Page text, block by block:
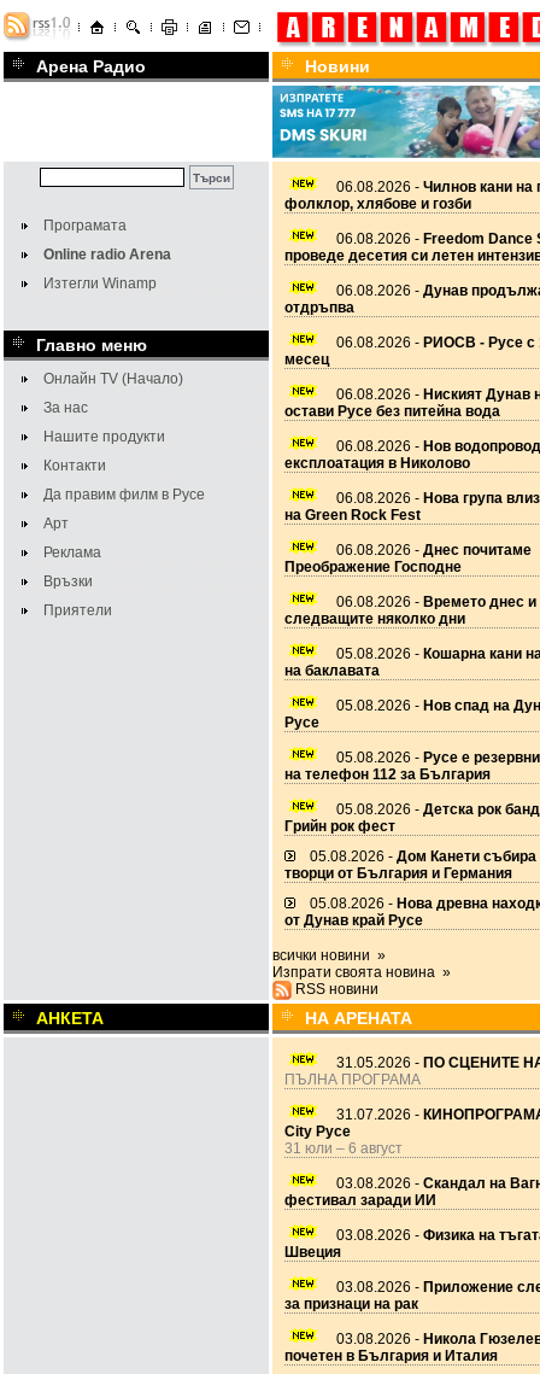
Арена Радио Новини
Програмата
Online radio Arena
Изтегли Winamp
Главно меню
Онлайн TV (Начало)
За нас
Нашите продукти
Контакти
Да правим филм в Русе
Арт
Реклама
Връзки
Приятели
06.08.2026 - Чилнов кани на
фолклор, хлябове и гозби
06.08.2026 - Freedom Dance
проведе десетия си летен
06.08.2026 - Дунав
отдръпва
06.08.2026 - РИОСВ - Русе с
месец
06.08.2026 - Ниският Дунав
остави Русе без питейна вода
06.08.2026 - Нов
експлоатация в Николово
06.08.2026 - Нова група
на Green Rock Fest
06.08.2026 - Днес почитаме
Преображение Господне
06.08.2026 - Времето днес и
следващите няколко дни
05.08.2026 - Кошарна кани
на баклавата
05.08.2026 - Нов спад на
Русе
05.08.2026 - Русе е
на телефон 112 за България
05.08.2026 - Детска рок
Грийн рок фест
05.08.2026 - Дом Канети
творци от България и Германия
05.08.2026 - Нова древна
от Дунав край Русе
всички новини »
Изпрати своята новина »
RSS новини
АНКЕТА НА АРЕНАТА
31.05.2026 - ПО СЦЕНИТЕ
ПЪЛНА ПРОГРАМА
31.07.2026 -
City Русе
31 юли – 6 август
03.08.2026 - Скандал на
фестивал заради ИИ
03.08.2026 - Физика на
Швеция
03.08.2026 - Приложение
за признаци на рак
03.08.2026 - Никола
почетен в България и Италия